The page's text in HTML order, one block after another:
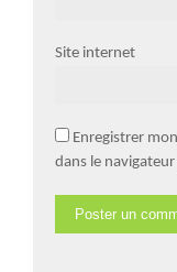
Site internet
Enregistrer
dans le